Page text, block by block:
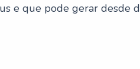
e que pode gerar desde